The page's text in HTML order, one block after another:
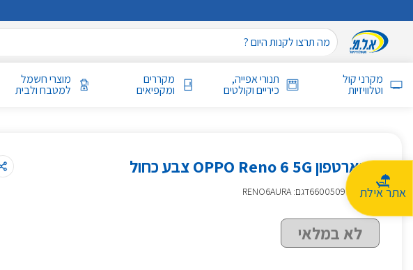
אתר אילת
מקרני קול
וטלוויזיות
תנורי אפייה,
כיריים וקולטים
מקררים
ומקפיאים
מוצרי חשמל
למטבח ולבית
סמארטפון OPPO Reno 6 5G צבע כחול
מק״ט 660050918דגם: RENO6AURA
לא במלאי